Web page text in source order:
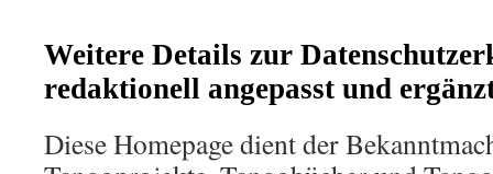
Weitere Details zur
redaktionell angepasst und
Diese Homepage dient der